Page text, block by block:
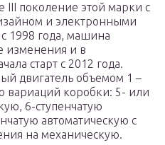
III поколение этой марки с
и электронными
1998 года, машина
изменения и в
старт с 2012 года.
двигатель объемом 1 –
вариаций коробки: 5- или
6-ступенчатую
автоматическую с
на механическую.